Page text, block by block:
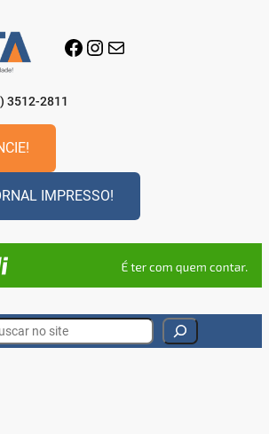
Facebook
Instagram
E-mail
3512-2811
IMPRESSO!